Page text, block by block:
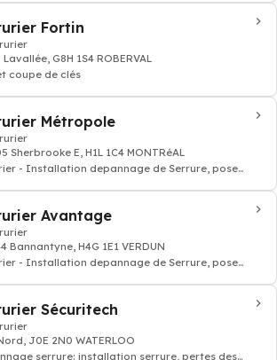
Fortin
Lavallée, G8H 1S4 ROBERVAL
coupe de clés
Métropole
Sherbrooke E, H1L 1C4 MONTRéAL
- Installation depannage de Serrure, pose
Avantage
Bannantyne, H4G 1E1 VERDUN
- Installation depannage de Serrure, pose
Sécuritech
J0E 2N0 WATERLOO
serrure: installation serrure, pertes des